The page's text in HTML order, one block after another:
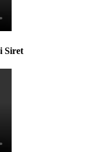
Siret